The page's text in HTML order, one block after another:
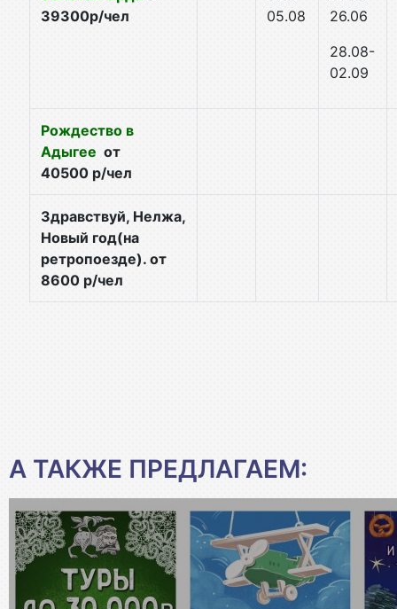
39300р/чел
05.08
26.06
28.08-
02.09
Рождество в
Адыгее от
40500 р/чел
Здравствуй, Нелжа,
Новый год(на
ретропоезде). от
8600 р/чел
А ТАКЖЕ ПРЕДЛАГАЕМ: